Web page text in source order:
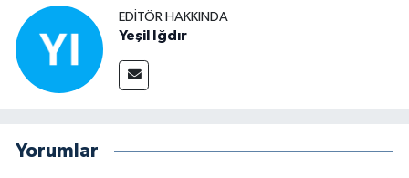
EDITÖR HAKKINDA
Yeşil Iğdır
Yorumlar